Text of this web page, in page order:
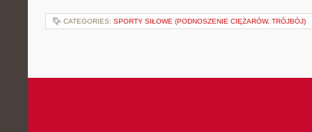
CATEGORIES: SPORTY SIŁOWE (PODNOSZENIE CIĘŻARÓW, TRÓJBÓJ)